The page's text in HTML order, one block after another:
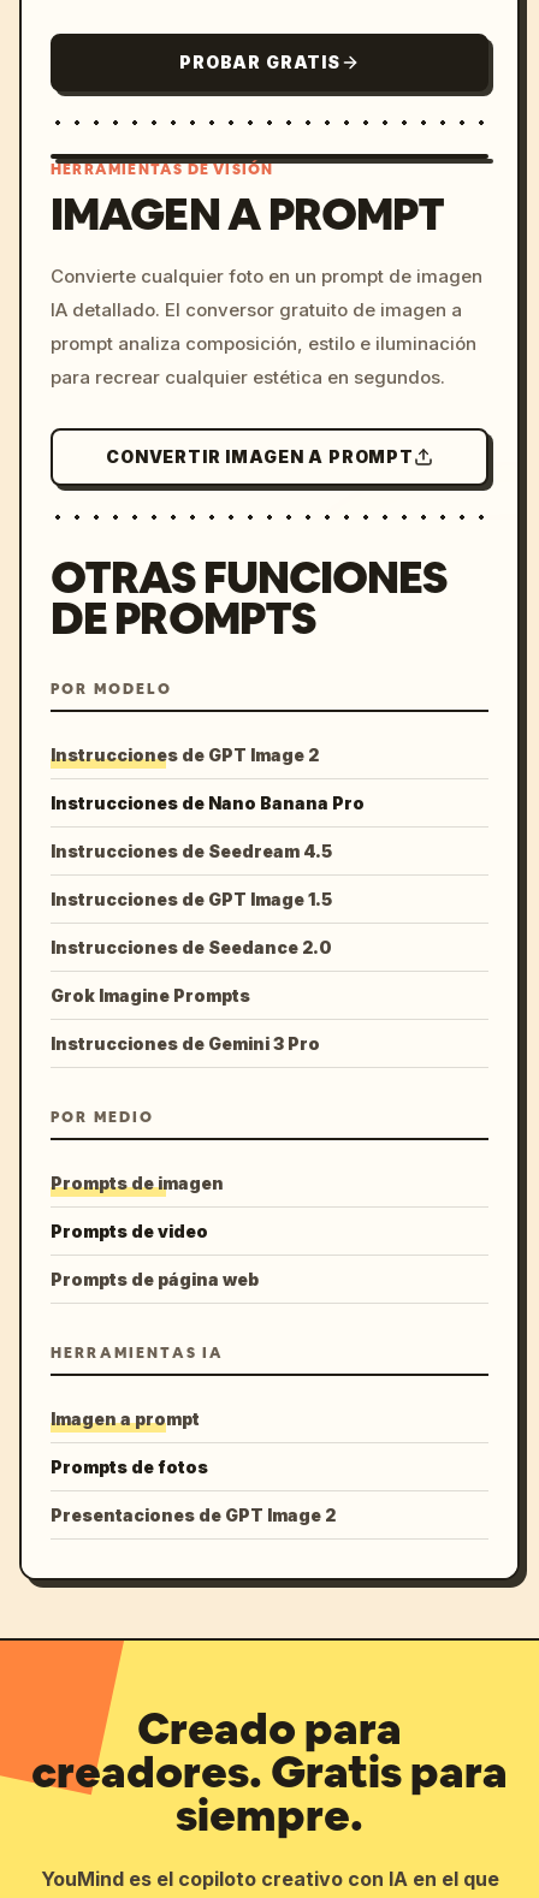
PROBAR GRATIS
c, cyberpunk sunset, neon
colors, 8k --v 6.0
HERRAMIENTAS DE VISIÓN
IMAGEN A PROMPT
Convierte cualquier foto en un prompt de imagen
IA detallado. El conversor gratuito de imagen a
prompt analiza composición, estilo e iluminación
para recrear cualquier estética en segundos.
CONVERTIR IMAGEN A PROMPT
OTRAS FUNCIONES
DE PROMPTS
POR MODELO
Instrucciones de GPT Image 2
Instrucciones de Nano Banana Pro
Instrucciones de Seedream 4.5
Instrucciones de GPT Image 1.5
Instrucciones de Seedance 2.0
Grok Imagine Prompts
Instrucciones de Gemini 3 Pro
POR MEDIO
Prompts de imagen
Prompts de video
Prompts de página web
HERRAMIENTAS IA
Imagen a prompt
Prompts de fotos
Presentaciones de GPT Image 2
Creado para
creadores. Gratis para
siempre.
YouMind es el copiloto creativo con IA en el que